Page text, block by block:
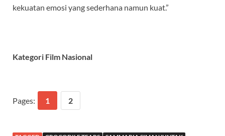
kekuatan emosi yang sederhana namun kuat.”
Kategori Film Nasional
Pages: 1 2